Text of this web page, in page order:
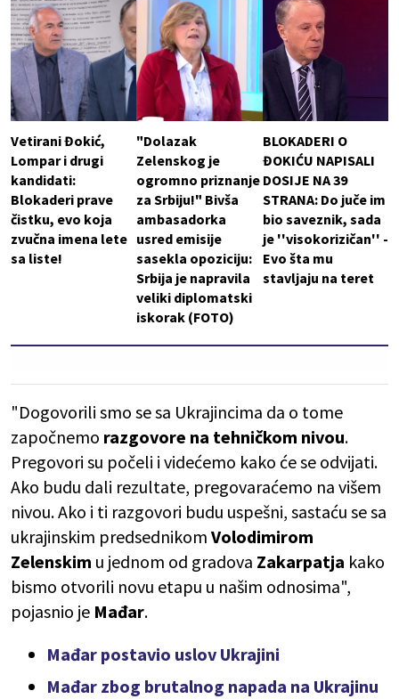
Vetirani Đokić,
Lompar i drugi
kandidati:
Blokaderi prave
čistku, evo koja
zvučna imena lete
sa liste!
"Dolazak
Zelenskog je
ogromno priznanje
za Srbiju!" Bivša
ambasadorka
usred emisije
sasekla opoziciju:
Srbija je napravila
veliki diplomatski
iskorak (FOTO)
BLOKADERI O
ĐOKIĆU NAPISALI
DOSIJE NA 39
STRANA: Do juče im
bio saveznik, sada
je ''visokorizičan'' -
Evo šta mu
stavljaju na teret
"Dogovorili smo se sa Ukrajincima da o tome
započnemo razgovore na tehničkom nivou.
Pregovori su počeli i videćemo kako će se odvijati.
Ako budu dali rezultate, pregovaraćemo na višem
nivou. Ako i ti razgovori budu uspešni, sastaću se sa
ukrajinskim predsednikom Volodimirom
Zelenskim u jednom od gradova Zakarpatja kako
bismo otvorili novu etapu u našim odnosima",
pojasnio je Mađar.
Mađar postavio uslov Ukrajini
Mađar zbog brutalnog napada na Ukrajinu